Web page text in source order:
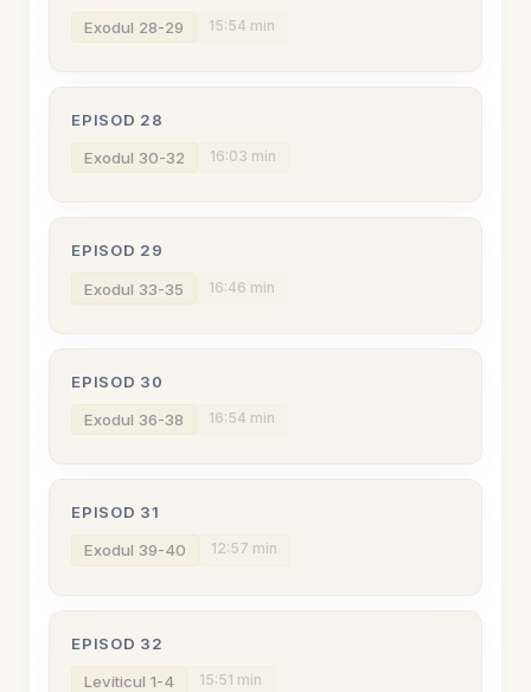
Exodul 28-29 15:54 min
EPISOD 28
Exodul 30-32 16:03 min
EPISOD 29
Exodul 33-35 16:46 min
EPISOD 30
Exodul 36-38 16:54 min
EPISOD 31
Exodul 39-40 12:57 min
EPISOD 32
Leviticul 1-4 15:51 min